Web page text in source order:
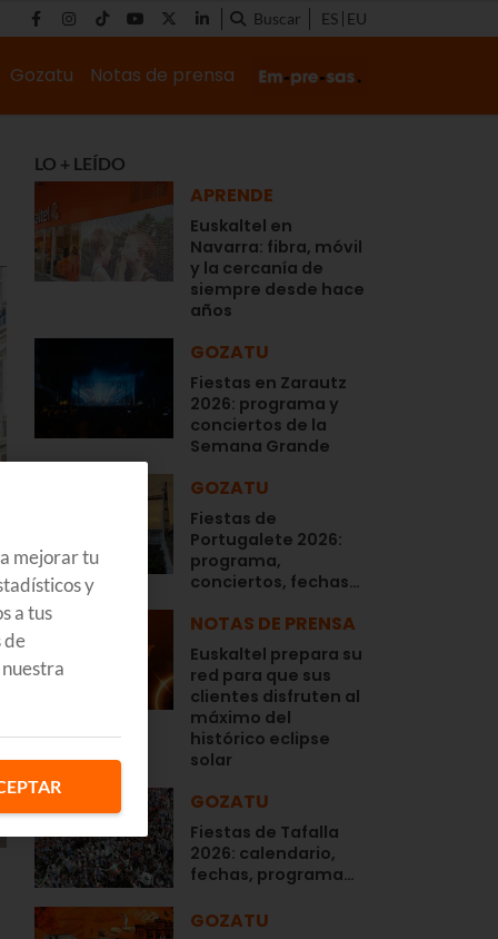
Buscar ES EU
Gozatu Notas de prensa
LO + LEÍDO
APRENDE
Euskaltel en
Navarra: fibra, móvil
y la cercanía de
siempre desde hace
años
GOZATU
Fiestas en Zarautz
2026: programa y
conciertos de la
Semana Grande
GOZATU
Fiestas de
Portugalete 2026:
programa,
conciertos, fechas…
NOTAS DE PRENSA
Euskaltel prepara su
red para que sus
clientes disfruten al
máximo del
histórico eclipse
solar
GOZATU
Fiestas de Tafalla
2026: calendario,
fechas, programa…
GOZATU
mejorar tu
y
a tus
de